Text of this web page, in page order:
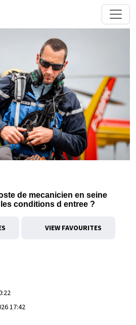
de mecanicien en seine
conditions d entree ?
VIEW FAVOURITES
17:42